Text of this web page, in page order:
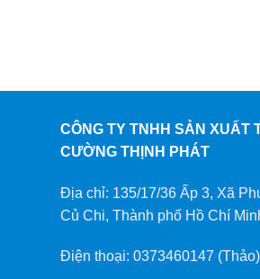
CÔNG TY TNHH SẢN XUẤT
CƯỜNG THỊNH PHÁT
Địa chỉ: 135/17/36 Ấp 3, Xã
Củ Chi, Thành phố Hồ Chí
Điện thoại: 0373460147